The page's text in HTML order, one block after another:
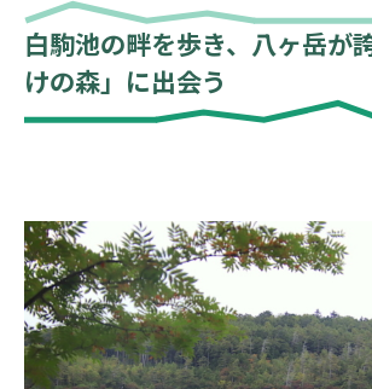
白駒池の畔を歩き、八ヶ岳が
けの森」に出会う